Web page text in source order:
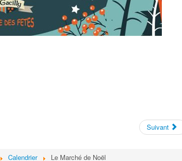
Suivant
Calendrier Le Marché de Noël